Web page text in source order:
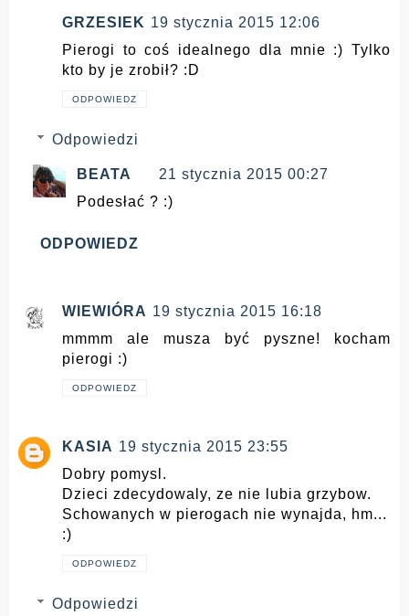
GRZESIEK 19 stycznia 2015 12:06
Pierogi to coś idealnego dla mnie :) Tylko
kto by je zrobił? :D
ODPOWIEDZ
Odpowiedzi
BEATA
21 stycznia 2015 00:27
Podesłać ? :)
ODPOWIEDZ
WIEWIÓRA 19 stycznia 2015 16:18
mmmm ale musza być pyszne! kocham
pierogi :)
ODPOWIEDZ
KASIA 19 stycznia 2015 23:55
Dobry pomysl.
Dzieci zdecydowaly, ze nie lubia grzybow.
Schowanych w pierogach nie wynajda, hm...
:)
ODPOWIEDZ
Odpowiedzi